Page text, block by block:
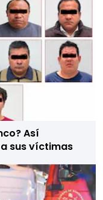
Así
sus víctimas